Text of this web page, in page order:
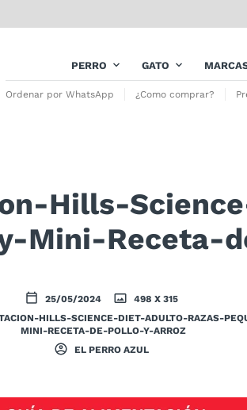
PERRO GATO
Ordenar por WhatsApp ¿Como comprar?
Hills-
Mini-Receta-
25/05/2024
498 X 315
HILLS-SCIENCE-DIET-ADULTO-RAZAS-
MINI-RECETA-DE-POLLO-Y-ARROZ
EL PERRO AZUL